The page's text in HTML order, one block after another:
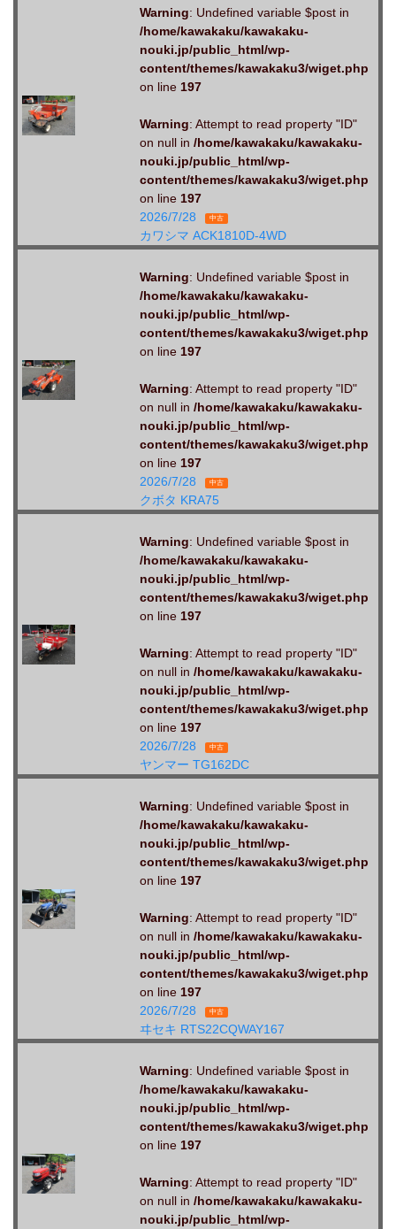
Warning: Undefined variable $post in
/home/kawakaku/kawakaku-
nouki.jp/public_html/wp-
content/themes/kawakaku3/wiget.php
on line 197
Warning: Attempt to read property "ID"
on null in /home/kawakaku/kawakaku-
nouki.jp/public_html/wp-
content/themes/kawakaku3/wiget.php
on line 197
2026/7/28
中古
カワシマ ACK1810D-4WD
Warning: Undefined variable $post in
/home/kawakaku/kawakaku-
nouki.jp/public_html/wp-
content/themes/kawakaku3/wiget.php
on line 197
Warning: Attempt to read property "ID"
on null in /home/kawakaku/kawakaku-
nouki.jp/public_html/wp-
content/themes/kawakaku3/wiget.php
on line 197
2026/7/28
中古
クボタ KRA75
Warning: Undefined variable $post in
/home/kawakaku/kawakaku-
nouki.jp/public_html/wp-
content/themes/kawakaku3/wiget.php
on line 197
Warning: Attempt to read property "ID"
on null in /home/kawakaku/kawakaku-
nouki.jp/public_html/wp-
content/themes/kawakaku3/wiget.php
on line 197
2026/7/28
中古
ヤンマー TG162DC
Warning: Undefined variable $post in
/home/kawakaku/kawakaku-
nouki.jp/public_html/wp-
content/themes/kawakaku3/wiget.php
on line 197
Warning: Attempt to read property "ID"
on null in /home/kawakaku/kawakaku-
nouki.jp/public_html/wp-
content/themes/kawakaku3/wiget.php
on line 197
2026/7/28
中古
ヰセキ RTS22CQWAY167
Warning: Undefined variable $post in
/home/kawakaku/kawakaku-
nouki.jp/public_html/wp-
content/themes/kawakaku3/wiget.php
on line 197
Warning: Attempt to read property "ID"
on null in /home/kawakaku/kawakaku-
nouki.jp/public_html/wp-